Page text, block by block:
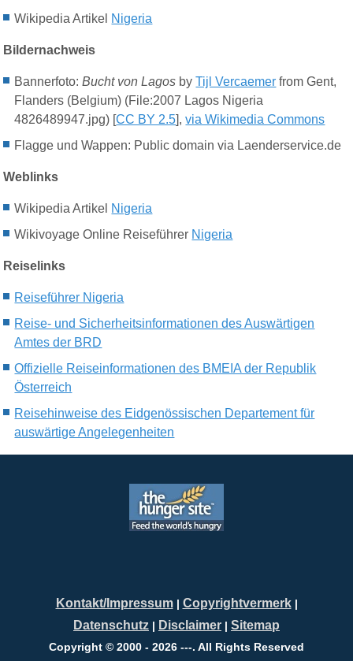
Wikipedia Artikel Nigeria
Bildernachweis
Bannerfoto: Bucht von Lagos byTijl Vercaemer from Gent,
Flanders (Belgium) (File:2007 Lagos Nigeria
4826489947.jpg) [CC BY 2.5],via Wikimedia Commons
Flagge und Wappen: Public domain via Laenderservice.de
Weblinks
Wikipedia Artikel Nigeria
Wikivoyage Online Reiseführer Nigeria
Reiselinks
Reiseführer Nigeria
Reise- und Sicherheitsinformationen des Auswärtigen
Amtes der BRD
Offizielle Reiseinformationen des BMEIA der Republik
Österreich
Reisehinweise des Eidgenössischen Departement für
auswärtige Angelegenheiten
Kontakt/Impressum| Copyrightvermerk|
Datenschutz | Disclaimer | Sitemap
Copyright © 2000 - 2026 ---. All Rights Reserved